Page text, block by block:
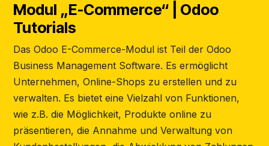
Modul „E-Commerce“ | Odoo
Tutorials
Das Odoo E-Commerce-Modul ist Teil der Odoo
Business Management Software. Es ermöglicht
Unternehmen, Online-Shops zu erstellen und zu
verwalten. Es bietet eine Vielzahl von Funktionen,
wie z.B. die Möglichkeit, Produkte online zu
präsentieren, die Annahme und Verwaltung von